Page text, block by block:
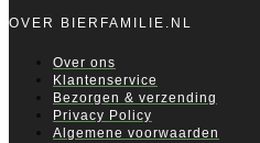
OVER BIERFAMILIE.NL
Over ons
Klantenservice
Bezorgen & verzending
Privacy Policy
Algemene voorwaarden